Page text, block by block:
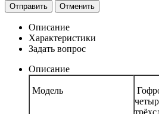
Отправить Отменить
Описание
Характеристики
Задать вопрос
Описание
Модель